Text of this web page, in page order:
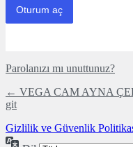
Parolanızı mı unuttunuz?
← VEGA CAM AYNA
git
Gizlilik ve Güvenlik